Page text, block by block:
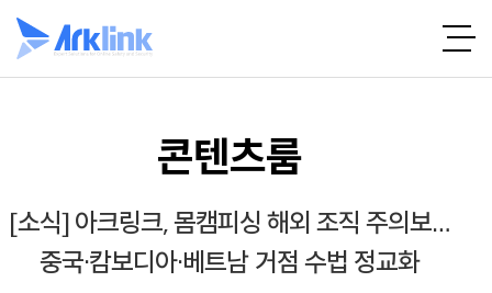
콘텐츠룸
[소식] 아크링크, 몸캠피싱 해외 조직 주의보…
중국·캄보디아·베트남 거점 수법 정교화